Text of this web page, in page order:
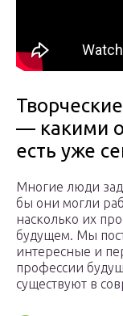
— какими
есть уже
Многие люди
бы они могли
насколько их
будущем. Мы
интересные и
профессии
существуют в